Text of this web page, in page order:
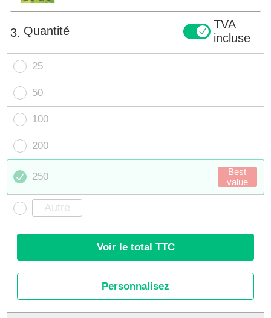
3. Quantité
TVA
incluse
25
50
100
200
250
Best
value
Voir le total TTC
Personnalisez